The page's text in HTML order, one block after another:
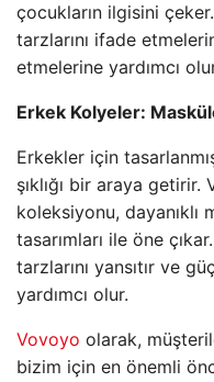
çocukların ilgisini
tarzlarını ifade
etmelerine yardımcı
Erkek Kolyeler:
Erkekler için
şıklığı bir araya getirir.
koleksiyonu, dayanıklı
tasarımları ile öne
tarzlarını yansıtır ve
yardımcı olur.
Vovoyo olarak,
bizim için en önemli